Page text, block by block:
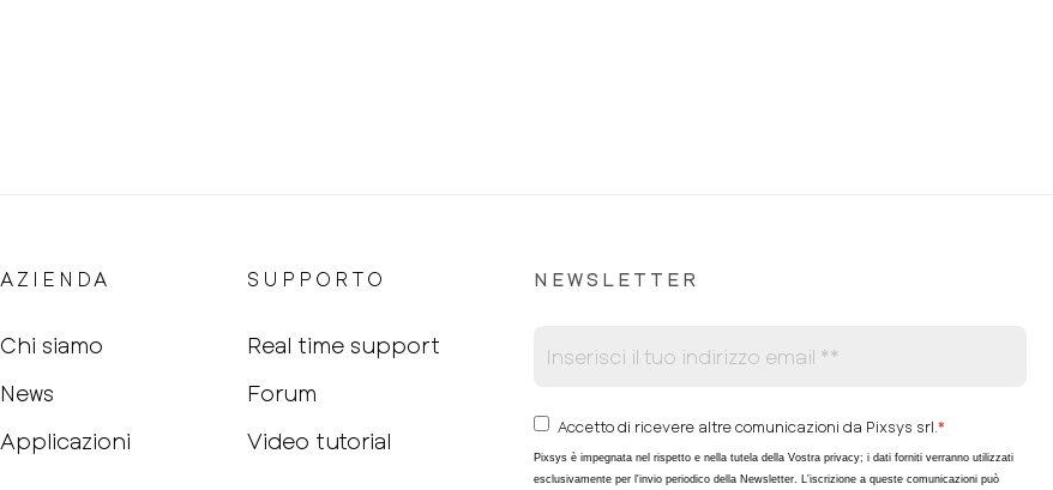
AZIENDA
Chi siamo
News
Applicazioni
SUPPORTO
Real time support
Forum
Video tutorial
NEWSLETTER
Accetto di ricevere altre comunicazioni da Pixsys srl. *
Pixsys è impegnata nel rispetto e nella tutela della Vostra privacy; i dati forniti verranno utilizzati
esclusivamente per l'invio periodico della Newsletter. L'iscrizione a queste comunicazioni può